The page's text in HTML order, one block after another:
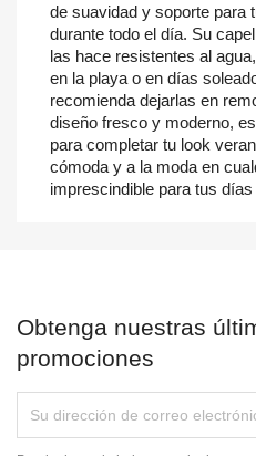
de suavidad y soporte para
durante todo el día. Su
las hace resistentes al
en la playa o en días
recomienda dejarlas en
diseño fresco y moderno,
para completar tu look
cómoda y a la moda en
imprescindible para tus
Obtenga nuestras
promociones